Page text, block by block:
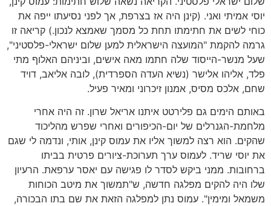
יוסי אמיתי ואני. (קינן היה אז בצרפת, אך לפני נסיעתו ייפה את
כוחי לשים את חתימתו תחת כל מסמך שאמצא לנכון.) קריאה זו
גרמה להקמת "המועצה הישראלית למען שלום ישראלי-פלסטיני",
שעל מנשר-הייסוד שלה חתמו מאה אישים, וביניהם האלוף מתי
פלד, אליהו אלישר (נשיא העדה הספרדית), לובה אליאב, דויד
שחם, אלכס מסיס, אמנון זיכרוני ומאיר פעיל.
באותם הימים גם פלירטט איתנו אריאל שרון. זה היה אחרי
מלחמת-הגנרלים של יום-הכיפורים ואחרי שפרש מהליכוד
שהקים. הוא רצה למשוך אליו את עמוס קינן, אותי, ונדמה לי שגם
את יוסי שריד. לעמוס ערך תערוכת-ציורים פרטית בביתו
ברחובות. ממני ביקש לסדר לו פגישה עם יאסר ערפאת. הרעיון
שלו היה להקים מפלגה חדשה, ש"תמשוך את מיטב הכוחות
משמאל ומימין". עמוס נתן למפלגה הזאת את שם בתו הבכורה,